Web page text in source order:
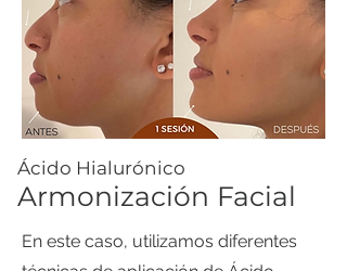
​Ácido Hialurónico
Armonización Facial
En este caso, utilizamos diferentes